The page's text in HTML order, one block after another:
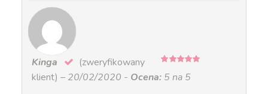
Kinga
(zweryfikowany
klient) – 20/02/2020 - Ocena: 5 na 5